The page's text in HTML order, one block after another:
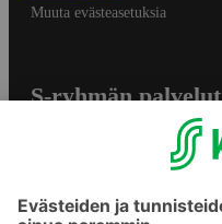
Muuta evästeasetuksia
S-ryhmän palvelut
Yhteishyvä Ruoka -sovellus